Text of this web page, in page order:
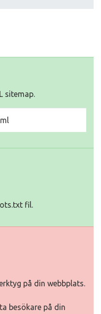
sitemap.
fil.
på din webbplats.
besökare på din